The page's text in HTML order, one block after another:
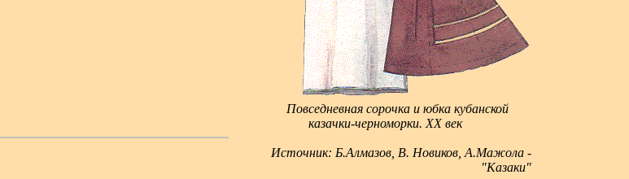
Повседневная сорочка и юбка кубанской
казачки-черноморки. XX век
Источник: Б.Алмазов, В. Новиков, А.Мажола -
"Казаки"